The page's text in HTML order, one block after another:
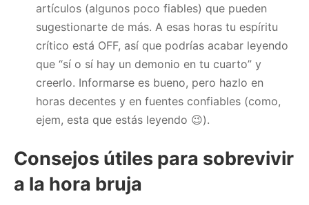
artículos (algunos poco fiables) que pueden
sugestionarte de más. A esas horas tu espíritu
crítico está OFF, así que podrías acabar leyendo
que “sí o sí hay un demonio en tu cuarto” y
creerlo. Informarse es bueno, pero hazlo en
horas decentes y en fuentes confiables (como,
ejem, esta que estás leyendo 😉).
Consejos útiles para sobrevivir
a la hora bruja